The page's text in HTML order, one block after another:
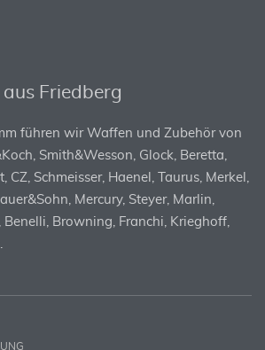
Friedberg
führen wir Waffen und Zubehör von
Smith&Wesson, Glock, Beretta,
CZ, Schmeisser, Haenel, Taurus, Merkel,
Mercury, Steyer, Marlin,
Benelli, Browning, Franchi, Krieghoff,